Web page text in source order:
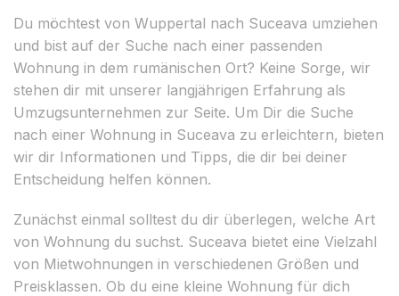
Du möchtest von Wuppertal nach Suceava umziehen
und bist auf der Suche nach einer passenden
Wohnung in dem rumänischen Ort? Keine Sorge, wir
stehen dir mit unserer langjährigen Erfahrung als
Umzugsunternehmen zur Seite. Um Dir die Suche
nach einer Wohnung in Suceava zu erleichtern, bieten
wir dir Informationen und Tipps, die dir bei deiner
Entscheidung helfen können.
Zunächst einmal solltest du dir überlegen, welche Art
von Wohnung du suchst. Suceava bietet eine Vielzahl
von Mietwohnungen in verschiedenen Größen und
Preisklassen. Ob du eine kleine Wohnung für dich